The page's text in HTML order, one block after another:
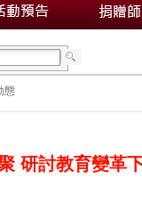
態
研討教育變革